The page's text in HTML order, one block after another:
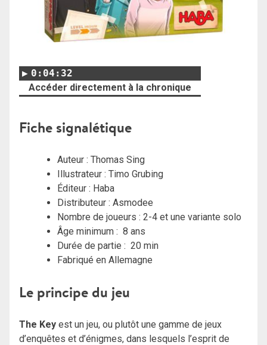
0:04:32
Accéder directement à la chronique
Fiche signalétique
Auteur : Thomas Sing
Illustrateur : Timo Grubing
Éditeur : Haba
Distributeur : Asmodee
Nombre de joueurs : 2-4 et une variante solo
Âge minimum : 8 ans
Durée de partie : 20 min
Fabriqué en Allemagne
Le principe du jeu
The Key est un jeu, ou plutôt une gamme de jeux
d’enquêtes et d’énigmes, dans lesquels l’esprit de